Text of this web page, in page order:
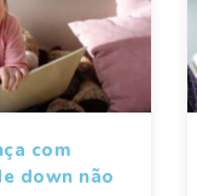
com
down não